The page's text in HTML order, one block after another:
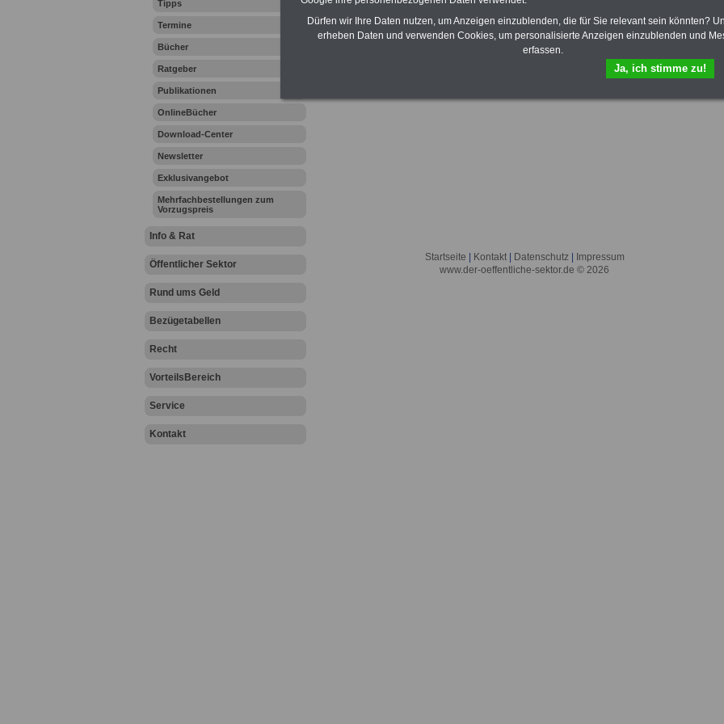
Tipps
Termine
Bücher
Ratgeber
Publikationen
OnlineBücher
Download-Center
Newsletter
Exklusivangebot
Mehrfachbestellungen zum
Vorzugspreis
Info & Rat
Öffentlicher Sektor
Rund ums Geld
Bezügetabellen
Recht
VorteilsBereich
Service
Kontakt
Startseite Kontakt Datenschutz
Impressum
www.der-oeffentliche-sektor.de © 2026
Dürfen wir Ihre Daten nutzen, um Anzeigen einzublenden, die für Sie relevant sein könnten?
erheben Daten und verwenden Cookies, um personalisierte Anzeigen einzublenden und
erfassen.
Ja, ich stimme zu!